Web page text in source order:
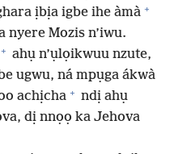
ịbịa igbe ihe àmà +
nyere Mozis n’iwu.
+ ahụ n’ụlọikwuu nzute,
ugwu, ná mpụga ákwà
achịcha + ndị ahụ
dị nnọọ ka Jehova